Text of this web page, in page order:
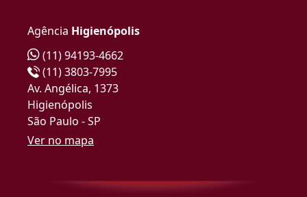
Agência Higienópolis
(11) 94193-4662
(11) 3803-7995
Av. Angélica, 1373
Higienópolis
São Paulo - SP
Ver no mapa